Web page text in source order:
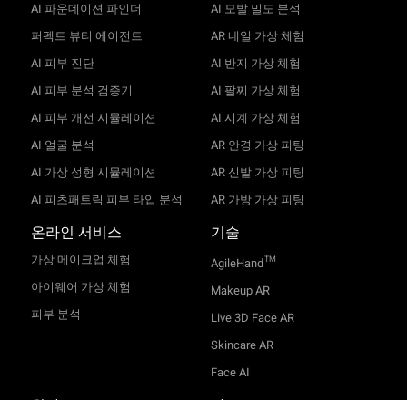
AI 파운데이션 파인더
퍼펙트 뷰티 에이전트
AI 피부 진단
AI 피부 분석 검증기
AI 피부 개선 시뮬레이션
AI 얼굴 분석
AI 가상 성형 시뮬레이션
AI 피츠패트릭 피부 타입 분석
AI 모발 밀도 분석
AR 네일 가상 체험
AI 반지 가상 체험
AI 팔찌 가상 체험
AI 시계 가상 체험
AR 안경 가상 피팅
AR 신발 가상 피팅
AR 가방 가상 피팅
온라인 서비스
가상 메이크업 체험
아이웨어 가상 체험
피부 분석
기술
AgileHandTM
Makeup AR
Live 3D Face AR
Skincare AR
Face AI